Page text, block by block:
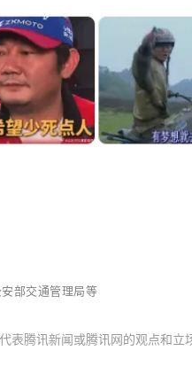
部交通管理局等
表腾讯新闻或腾讯网的观点和立